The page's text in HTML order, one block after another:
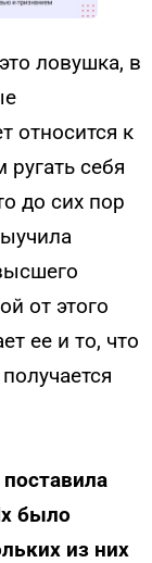
ловушка, в
относится к
себя
до сих пор
от этого
ее и то, что
было
из них